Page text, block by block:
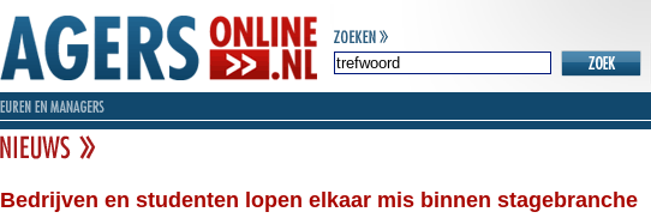
Bedrijven en studenten lopen elkaar mis binnen stagebranche